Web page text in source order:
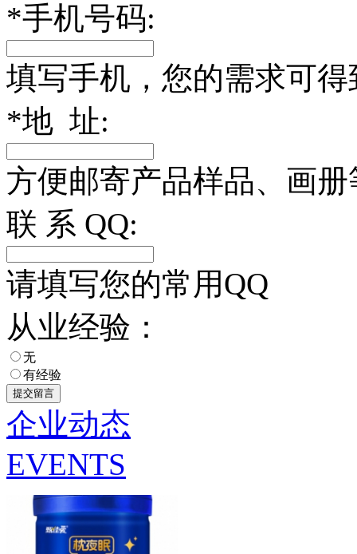
*手机号码:
填写手机，您的需求可
*地 址:
方便邮寄产品样品、画
联 系 QQ:
请填写您的常用QQ
从业经验：
无
有经验
企业动态
EVENTS